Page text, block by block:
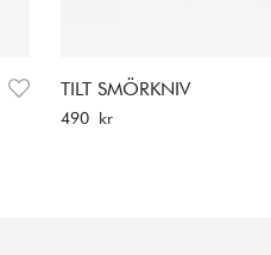
TILT SMÖRKNIV
Pris: 490 kr
490 kr